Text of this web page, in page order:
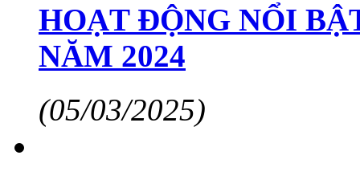
HOẠT ĐỘNG NỔI
NĂM 2024
(05/03/2025)